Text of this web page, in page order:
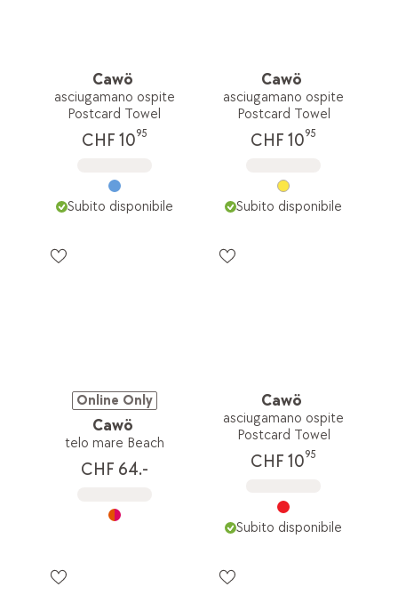
Cawö
asciugamano ospite
Postcard Towel
CHF 1095
Subito disponibile
Cawö
asciugamano ospite
Postcard Towel
CHF 1095
Subito disponibile
Online Only
Cawö
telo mare Beach
CHF 64.-
Cawö
asciugamano ospite
Postcard Towel
CHF 1095
Subito disponibile